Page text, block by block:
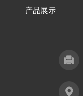
产品展示